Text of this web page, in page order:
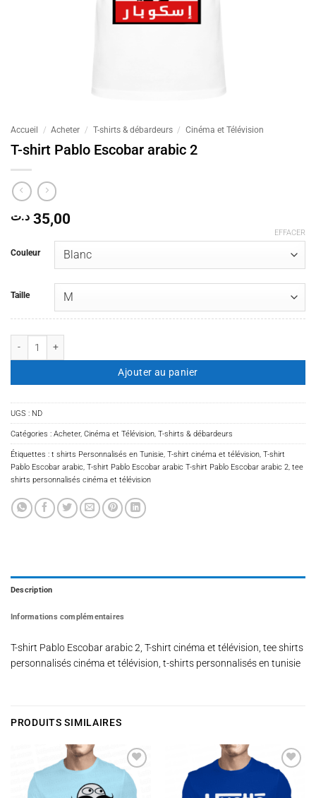
Accueil / Acheter / T-shirts & débardeurs / Cinéma et Télévision
T-shirt Pablo Escobar arabic 2
35,00 د.ت
Couleur
Taille
EFFACER
Ajouter au panier
UGS : ND
Catégories : Acheter, Cinéma et Télévision, T-shirts & débardeurs
Étiquettes : t shirts Personnalisés en Tunisie, T-shirt cinéma et télévision, T-shirt
Pablo Escobar arabic, T-shirt Pablo Escobar arabic T-shirt Pablo Escobar arabic 2, tee
shirts personnalisés cinéma et télévision
Description
Informations complémentaires
T-shirt Pablo Escobar arabic 2, T-shirt cinéma et télévision, tee shirts
personnalisés cinéma et télévision, t-shirts personnalisés en tunisie
PRODUITS SIMILAIRES
Ajouter
à la
Ajouter
à la
wishlist